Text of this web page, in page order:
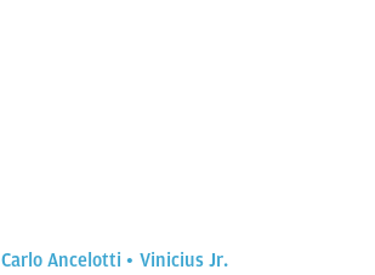
Carlo Ancelotti Vinicius Jr.